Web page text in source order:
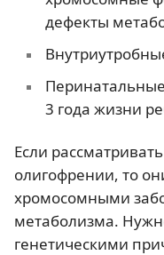
дефекты
3 года жизни
Если
олигофрении, то
хромосомными
метаболизма.
генетическими